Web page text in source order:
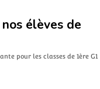
élèves de
pour les classes de 1ère G1